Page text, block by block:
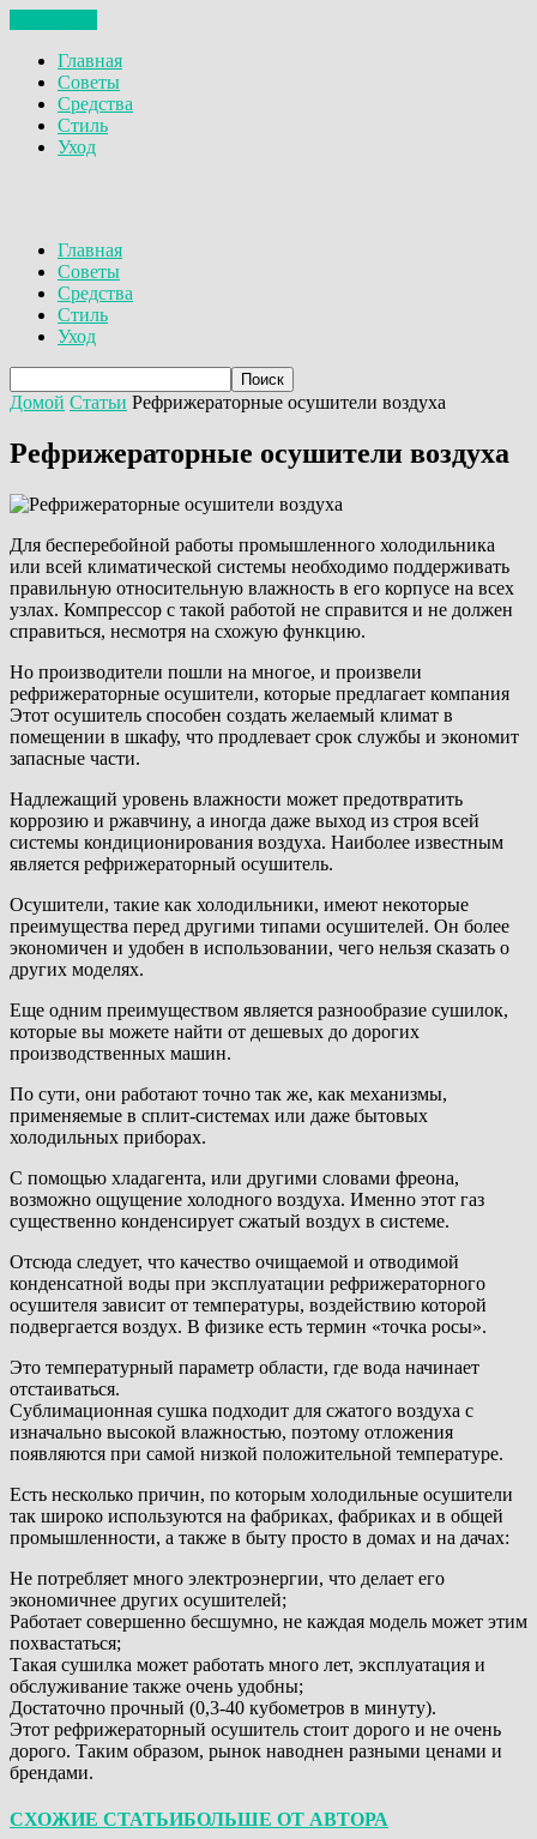
Главная
Советы
Средства
Стиль
Уход
Главная
Советы
Средства
Стиль
Уход
Домой Статьи Рефрижераторные осушители воздуха
Рефрижераторные осушители воздуха
Для бесперебойной работы промышленного холодильника
или всей климатической системы необходимо поддерживать
правильную относительную влажность в его корпусе на всех
узлах. Компрессор с такой работой не справится и не должен
справиться, несмотря на схожую функцию.
Но производители пошли на многое, и произвели
рефрижераторные осушители, которые предлагает компания
Этот осушитель способен создать желаемый климат в
помещении в шкафу, что продлевает срок службы и экономит
запасные части.
Надлежащий уровень влажности может предотвратить
коррозию и ржавчину, а иногда даже выход из строя всей
системы кондиционирования воздуха. Наиболее известным
является рефрижераторный осушитель.
Осушители, такие как холодильники, имеют некоторые
преимущества перед другими типами осушителей. Он более
экономичен и удобен в использовании, чего нельзя сказать о
других моделях.
Еще одним преимуществом является разнообразие сушилок,
которые вы можете найти от дешевых до дорогих
производственных машин.
По сути, они работают точно так же, как механизмы,
применяемые в сплит-системах или даже бытовых
холодильных приборах.
С помощью хладагента, или другими словами фреона,
возможно ощущение холодного воздуха. Именно этот газ
существенно конденсирует сжатый воздух в системе.
Отсюда следует, что качество очищаемой и отводимой
конденсатной воды при эксплуатации рефрижераторного
осушителя зависит от температуры, воздействию которой
подвергается воздух. В физике есть термин «точка росы».
Это температурный параметр области, где вода начинает
отстаиваться.
Сублимационная сушка подходит для сжатого воздуха с
изначально высокой влажностью, поэтому отложения
появляются при самой низкой положительной температуре.
Есть несколько причин, по которым холодильные осушители
так широко используются на фабриках, фабриках и в общей
промышленности, а также в быту просто в домах и на дачах:
Не потребляет много электроэнергии, что делает его
экономичнее других осушителей;
Работает совершенно бесшумно, не каждая модель может этим
похвастаться;
Такая сушилка может работать много лет, эксплуатация и
обслуживание также очень удобны;
Достаточно прочный (0,3-40 кубометров в минуту).
Этот рефрижераторный осушитель стоит дорого и не очень
дорого. Таким образом, рынок наводнен разными ценами и
брендами.
СХОЖИЕ СТАТЬИБОЛЬШЕ ОТ АВТОРА